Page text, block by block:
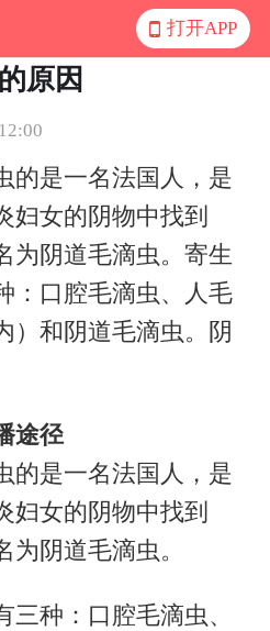
打开APP
原因
的是一名法国人，是
妇女的阴物中找到
为阴道毛滴虫。寄生
：口腔毛滴虫、人毛
）和阴道毛滴虫。阴
途径
的是一名法国人，是
妇女的阴物中找到
为阴道毛滴虫。
种：口腔毛滴虫、